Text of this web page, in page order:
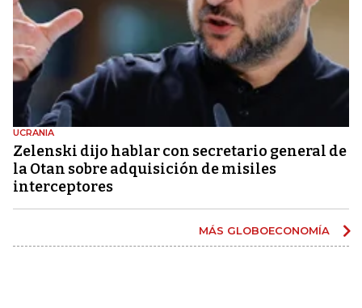
UCRANIA
Zelenski dijo hablar con secretario general de
la Otan sobre adquisición de misiles
interceptores
MÁS GLOBOECONOMÍA